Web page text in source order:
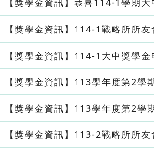
【獎學金資訊】恭喜114-1學期
【獎學金資訊】114-1戰略所所
【獎學金資訊】114-1大中獎學金
【獎學金資訊】113學年度第2學
【獎學金資訊】113學年度第2學
【獎學金資訊】113-2戰略所所